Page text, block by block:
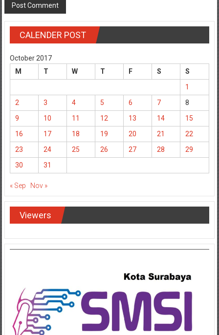
CALENDER POST
October 2017
1
2
3 4 5 6 7
8
9
10 11 12 13 14
15
16
17 18 19 20 21
22
23
24 25 26 27 28
29
30
31
« Sep Nov »
Viewers